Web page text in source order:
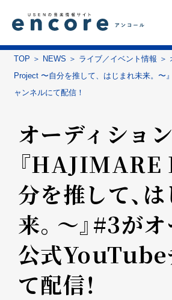
TOP NEWS ライブ／イベント情報
Project 〜自分を推して、はじまれ未来。〜
ャンネルにて配信！
オーディショ
『
分を推して、
来。〜』#3が
公式YouTube
て配信！